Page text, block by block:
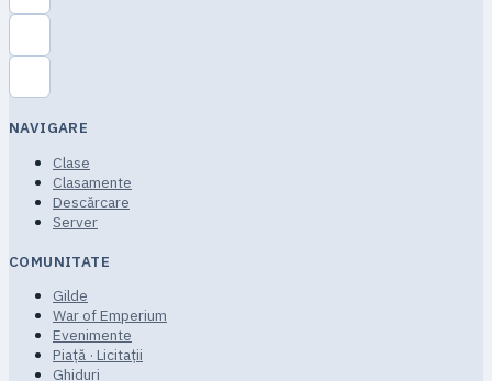
NAVIGARE
Clase
Clasamente
Descărcare
Server
COMUNITATE
Gilde
War of Emperium
Evenimente
Piață · Licitații
Ghiduri